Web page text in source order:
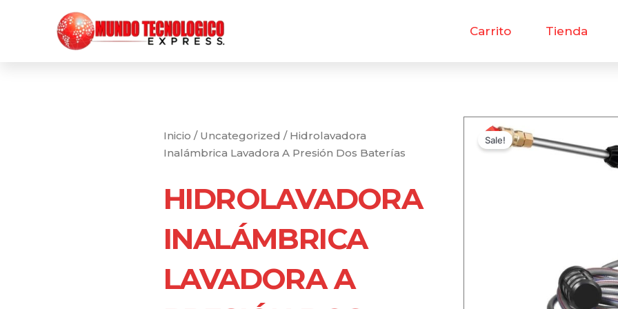
Carrito Tienda
Inicio / Uncategorized / Hidrolavadora
Inalámbrica Lavadora A Presión Dos Baterías
HIDROLAVADORA
INALÁMBRICA
LAVADORA A
Sale!